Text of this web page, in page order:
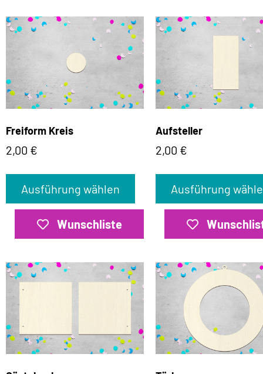
Freiform Kreis
2,00 €
Ausführung wählen
Wunschliste
Aufsteller
2,00 €
Ausführung